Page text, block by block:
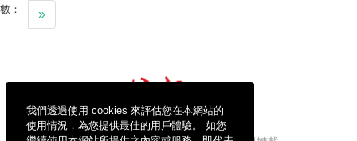
我們透過使用 cookies 來評估您在本網站的
使用情況，為您提供最佳的用戶體驗。 如您
數：
»